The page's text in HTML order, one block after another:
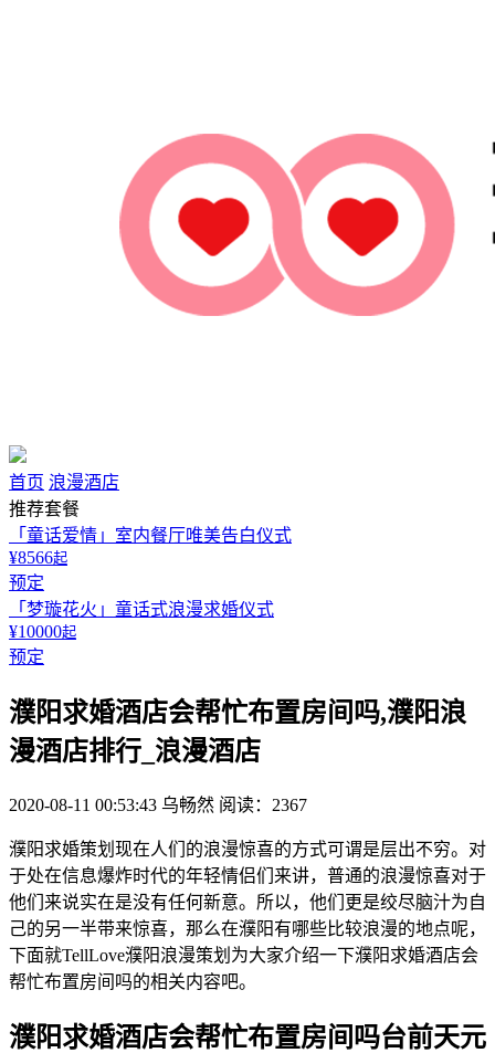
首页 浪漫酒店
推荐套餐
「童话爱情」室内餐厅唯美告白仪式
¥8566起
预定
「梦璇花火」童话式浪漫求婚仪式
¥10000起
预定
濮阳求婚酒店会帮忙布置房间吗,濮阳浪
漫酒店排行_浪漫酒店
2020-08-11 00:53:43 乌畅然 阅读：2367
濮阳求婚策划现在人们的浪漫惊喜的方式可谓是层出不穷。对
于处在信息爆炸时代的年轻情侣们来讲，普通的浪漫惊喜对于
他们来说实在是没有任何新意。所以，他们更是绞尽脑汁为自
己的另一半带来惊喜，那么在濮阳有哪些比较浪漫的地点呢，
下面就TellLove濮阳浪漫策划为大家介绍一下濮阳求婚酒店会
帮忙布置房间吗的相关内容吧。
濮阳求婚酒店会帮忙布置房间吗台前天元